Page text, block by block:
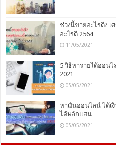
ช่วงนี้ขายอะไรดี?
อะไรดี 2564
11/05/2021
5 วิธีหารายได้ออนไ
2021
05/05/2021
หาเงินออนไลน์ ได้เ
ได้หลักแสน
05/05/2021